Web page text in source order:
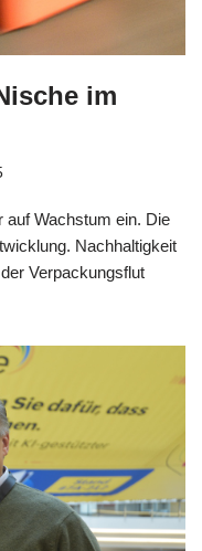
im
auf Wachstum ein. Die
Nachhaltigkeit
Verpackungsflut